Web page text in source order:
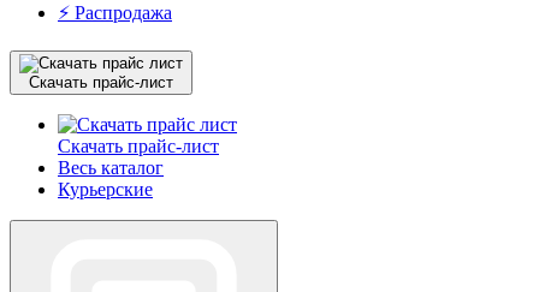
⚡️ Распродажа
Скачать прайс-лист
Скачать прайс-лист
Весь каталог
Курьерские